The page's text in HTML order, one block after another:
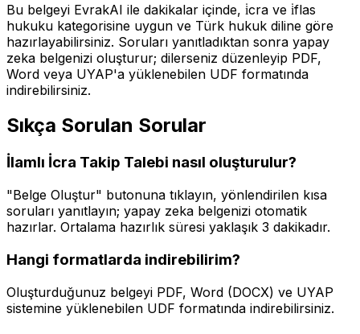
Bu belgeyi EvrakAI ile dakikalar içinde, i̇cra ve i̇flas
hukuku kategorisine uygun ve Türk hukuk diline göre
hazırlayabilirsiniz. Soruları yanıtladıktan sonra yapay
zeka belgenizi oluşturur; dilerseniz düzenleyip PDF,
Word veya UYAP'a yüklenebilen UDF formatında
indirebilirsiniz.
Sıkça Sorulan Sorular
İlamlı İcra Takip Talebi nasıl oluşturulur?
"Belge Oluştur" butonuna tıklayın, yönlendirilen kısa
soruları yanıtlayın; yapay zeka belgenizi otomatik
hazırlar. Ortalama hazırlık süresi yaklaşık 3 dakikadır.
Hangi formatlarda indirebilirim?
Oluşturduğunuz belgeyi PDF, Word (DOCX) ve UYAP
sistemine yüklenebilen UDF formatında indirebilirsiniz.